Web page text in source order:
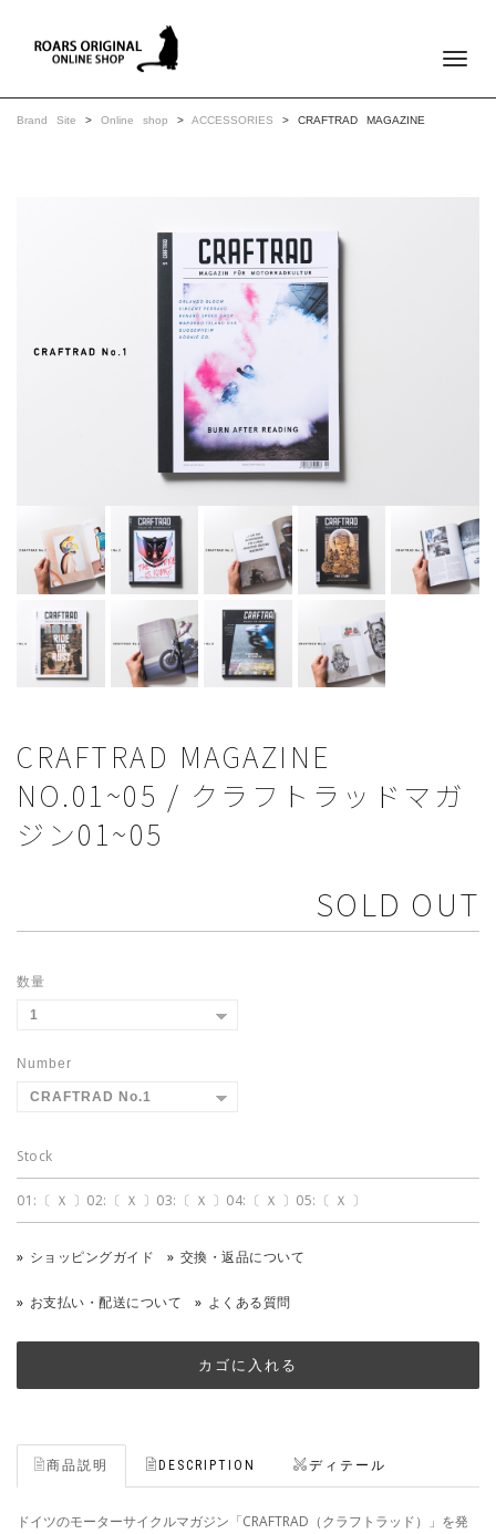
Brand Site > Online shop > ACCESSORIES > CRAFTRAD MAGAZINE
CRAFTRAD MAGAZINE
NO.01~05 / クラフトラッドマガ
ジン01~05
SOLD OUT
数量
Number
Stock
01:〔 Ｘ 〕02:〔 Ｘ 〕03:〔 Ｘ 〕04:〔 Ｘ 〕05:〔 Ｘ 〕
ショッピングガイド 交換・返品について
お支払い・配送について よくある質問
商品説明 DESCRIPTION ディテール
ドイツのモーターサイクルマガジン「CRAFTRAD（クラフトラッド）」を発